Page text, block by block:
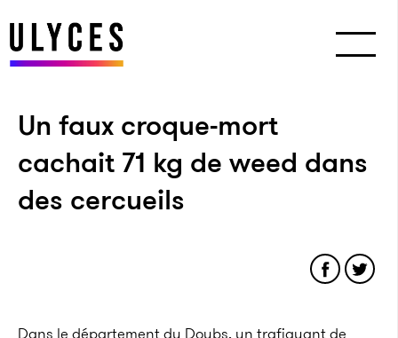
Un faux croque-mort
cachait 71 kg de weed dans
des cercueils
Dans le département du Doubs, un trafiquant de